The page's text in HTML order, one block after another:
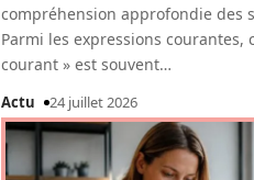
compréhension approfondie des
Parmi les expressions courantes,
courant » est souvent…
Actu 24 juillet 2026